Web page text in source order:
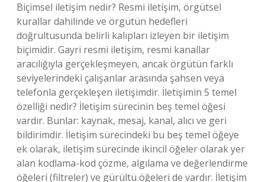
Biçimsel iletişim nedir? Resmi iletişim, örgütsel
kurallar dahilinde ve örgütün hedefleri
doğrultusunda belirli kalıpları izleyen bir iletişim
biçimidir. Gayri resmi iletişim, resmi kanallar
aracılığıyla gerçekleşmeyen, ancak örgütün farklı
seviyelerindeki çalışanlar arasında şahsen veya
telefonla gerçekleşen iletişimdir. İletişimin 5 temel
özelliği nedir? İletişim sürecinin beş temel öğesi
vardır. Bunlar: kaynak, mesaj, kanal, alıcı ve geri
bildirimdir. İletişim sürecindeki bu beş temel öğeye
ek olarak, iletişim sürecinde ikincil öğeler olarak yer
alan kodlama-kod çözme, algılama ve değerlendirme
öğeleri (filtreler) ve gürültü öğeleri de vardır. İletişim